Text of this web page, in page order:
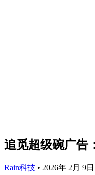
追觅超级碗广告
Rain科技 • 2026年 2月 9